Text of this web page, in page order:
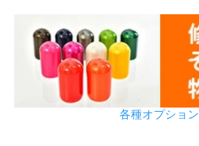
各種オプション